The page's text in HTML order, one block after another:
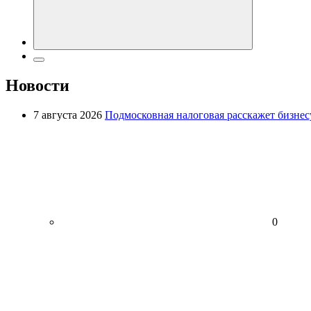
Новости
7 августа 2026 Подмосковная налоговая расскажет
0